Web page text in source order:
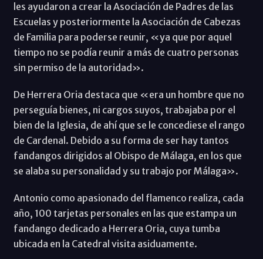
les ayudaron a crear la Asociación de Padres de las
Escuelas y posteriormente la Asociación de Cabezas
de Familia para poderse reunir, «ya que por aquel
tiempo no se podía reunir a más de cuatro personas
sin permiso de la autoridad».
De Herrera Oria destaca que «era un hombre que no
perseguía bienes, ni cargos suyos, trabajaba por el
bien de la Iglesia, de ahí que se le concediese el rango
de Cardenal. Debido a su forma de ser hay tantos
fandangos dirigidos al Obispo de Málaga, en los que
se alaba su personalidad y su trabajo por Málaga».
Antonio como apasionado del flamenco realiza, cada
año, 100 tarjetas personales en las que estampa un
fandango dedicado a Herrera Oria, cuya tumba
ubicada en la Catedral visita asiduamente.